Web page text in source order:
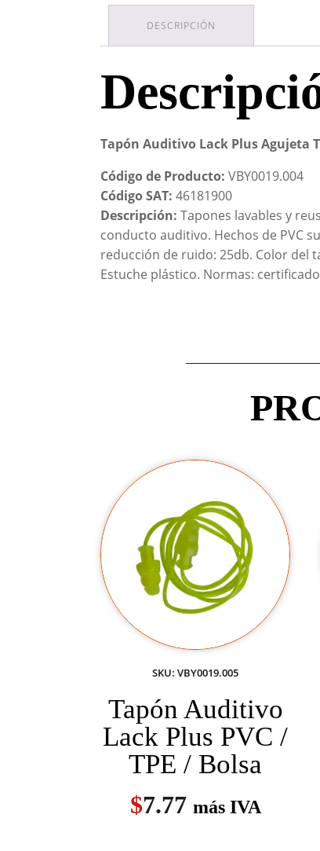
DESCRIPCIÓN
Tapón Auditivo Lack Plus Agujeta
Código de Producto: VBY0019.004
Código SAT: 46181900
Descripción: Tapones lavables y
conducto auditivo. Hechos de PVC
reducción de ruido: 25db. Color del
Estuche plástico. Normas: certificado
SKU: VBY0019.005
Tapón Auditivo
Lack Plus PVC /
TPE / Bolsa
$7.77 más IVA